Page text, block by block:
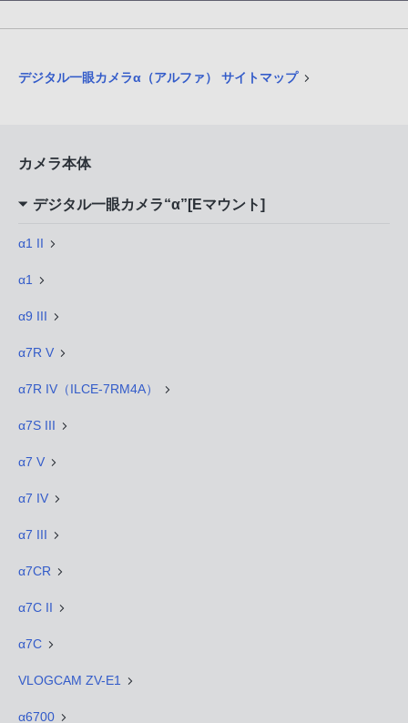
デジタル一眼カメラα（アルファ） サイトマップ
カメラ本体
デジタル一眼カメラ“α”[Eマウント]
α1 II
α1
α9 III
α7R V
α7R IV（ILCE-7RM4A）
α7S III
α7 V
α7 IV
α7 III
α7CR
α7C II
α7C
VLOGCAM ZV-E1
α6700